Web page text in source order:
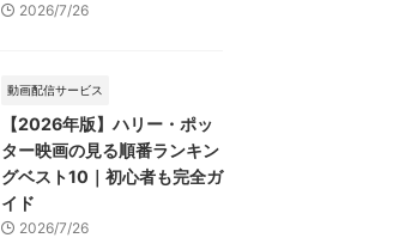
2026/7/26
動画配信サービス
【2026年版】ハリー・ポッ
ター映画の見る順番ランキン
グベスト10｜初心者も完全ガ
イド
2026/7/26